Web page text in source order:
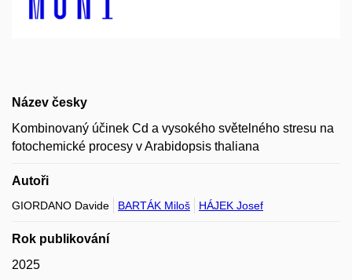
Název česky
Kombinovaný účinek Cd a vysokého světelného stresu na
fotochemické procesy v Arabidopsis thaliana
Autoři
GIORDANO Davide BARTÁK Miloš HÁJEK Josef
Rok publikování
2025